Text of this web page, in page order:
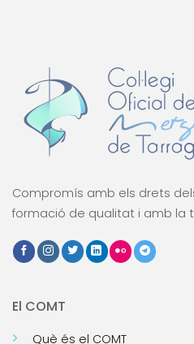
Compromís amb els drets
formació de qualitat i amb la
El COMT
Què és el COMT